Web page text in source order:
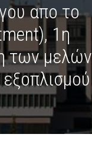
απο το
1η
των μελών